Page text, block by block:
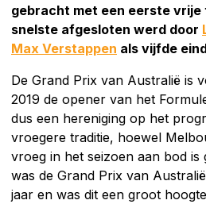
gebracht met een eerste vrije
snelste afgesloten werd door
Max Verstappen als vijfde
De Grand Prix van Australië is
2019 de opener van het
dus een hereniging op het
vroegere traditie, hoewel
vroeg in het seizoen aan bod is
was de Grand Prix van
jaar en was dit een groot